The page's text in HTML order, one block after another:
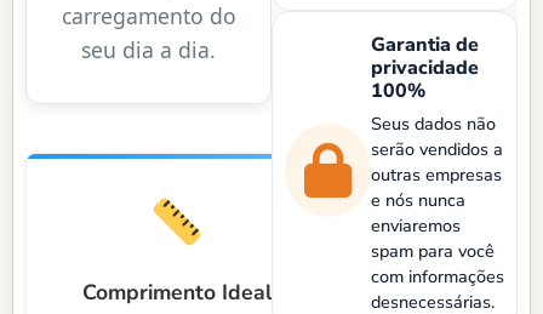
carregamento do
seu dia a dia.
Comprimento Ideal
Garantia de
privacidade
100%
Seus dados não
serão vendidos a
outras empresas
e nós nunca
enviaremos
spam para você
com informações
desnecessárias.